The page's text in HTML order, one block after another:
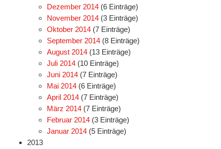
Dezember 2014 (6 Einträge)
November 2014 (3 Einträge)
Oktober 2014 (7 Einträge)
September 2014 (8 Einträge)
August 2014 (13 Einträge)
Juli 2014 (10 Einträge)
Juni 2014 (7 Einträge)
Mai 2014 (6 Einträge)
April 2014 (7 Einträge)
März 2014 (7 Einträge)
Februar 2014 (3 Einträge)
Januar 2014 (5 Einträge)
2013